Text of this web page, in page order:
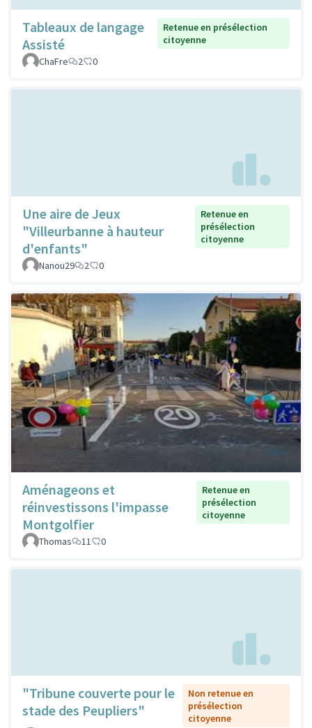
Tableaux de langage
Assisté
Retenue en présélection
citoyenne
ChaFre
2 0
Une aire de Jeux
"Villeurbanne à hauteur
d'enfants"
Retenue en
présélection
citoyenne
Nanou29 2 0
Aménageons et
réinvestissons l'impasse
Montgolfier
Retenue en
présélection
citoyenne
Thomas 11 0
"Tribune couverte pour le
stade des Peupliers"
Non retenue en
présélection
citoyenne